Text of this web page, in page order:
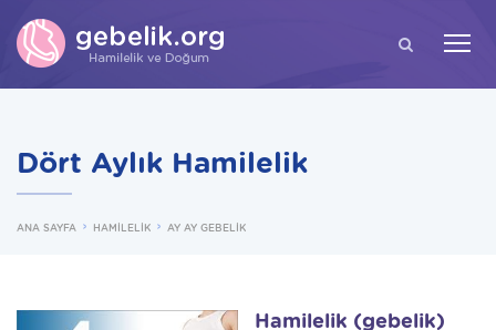
ARA
Dört Aylık Hamilelik
ANA SAYFA HAMİLELİK AY AY GEBELİK
Hamilelik (gebelik)